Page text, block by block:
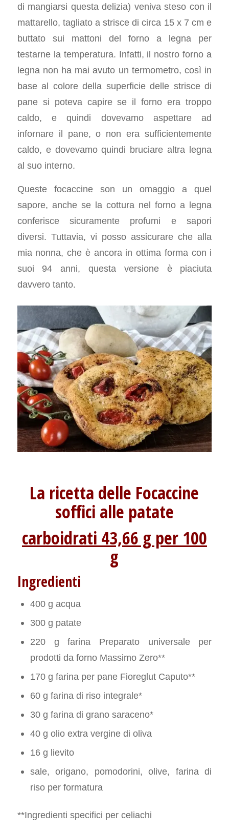
di mangiarsi questa delizia) veniva steso con il
mattarello, tagliato a strisce di circa 15 x 7 cm e
buttato sui mattoni del forno a legna per
testarne la temperatura. Infatti, il nostro forno a
legna non ha mai avuto un termometro, così in
base al colore della superficie delle strisce di
pane si poteva capire se il forno era troppo
caldo, e quindi dovevamo aspettare ad
infornare il pane, o non era sufficientemente
caldo, e dovevamo quindi bruciare altra legna
al suo interno.
Queste focaccine son un omaggio a quel
sapore, anche se la cottura nel forno a legna
conferisce sicuramente profumi e sapori
diversi. Tuttavia, vi posso assicurare che alla
mia nonna, che è ancora in ottima forma con i
suoi 94 anni, questa versione è piaciuta
davvero tanto.
La ricetta delle Focaccine
soffici alle patate
carboidrati 43,66 g per 100
g
Ingredienti
400 g acqua
300 g patate
220 g farina Preparato universale per
prodotti da forno Massimo Zero**
170 g farina per pane Fioreglut Caputo**
60 g farina di riso integrale*
30 g farina di grano saraceno*
40 g olio extra vergine di oliva
16 g lievito
sale, origano, pomodorini, olive, farina di
riso per formatura
**Ingredienti specifici per celiachi